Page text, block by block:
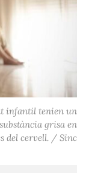
infantil tenien un
grisa en
del cervell. / Sinc